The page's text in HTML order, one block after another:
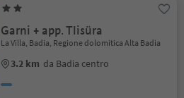
Garni + app. Tlisüra
La Villa, Badia, Regione dolomitica Alta Badia
3.2 km da Badia centro